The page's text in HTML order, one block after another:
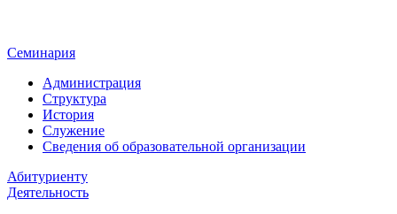
Семинария
Администрация
Структура
История
Служение
Сведения об образовательной организации
Абитуриенту
Деятельность